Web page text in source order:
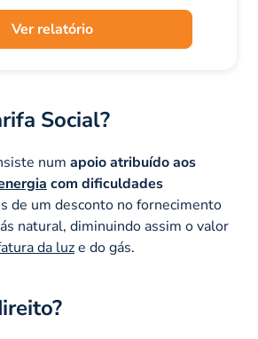
Ver relatório
Social?
num apoio atribuído aos
com dificuldades
de um desconto no fornecimento
natural, diminuindo assim o valor
da luze do gás.